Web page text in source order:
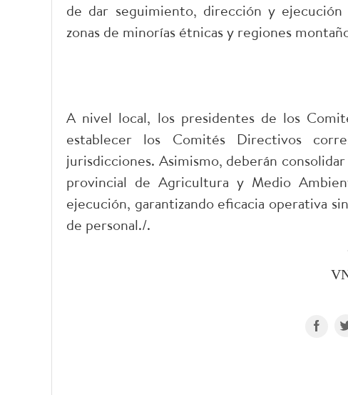
de dar seguimiento, dirección y
zonas de minorías étnicas y regiones
A nivel local, los presidentes de los
establecer los Comités Directivos
jurisdicciones. Asimismo, deberán
provincial de Agricultura y Medio
ejecución, garantizando eficacia operativa
de personal./.